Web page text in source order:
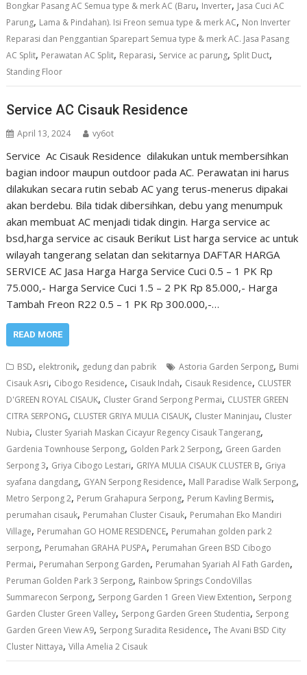
Bongkar Pasang AC Semua type & merk AC (Baru, Inverter, Jasa Cuci AC
Parung, Lama & Pindahan). Isi Freon semua type & merk AC, Non Inverter
Reparasi dan Penggantian Sparepart Semua type & merk AC. Jasa Pasang
AC Split, Perawatan AC Split, Reparasi, Service ac parung, Split Duct,
Standing Floor
Service AC Cisauk Residence
April 13, 2024 vy6ot
Service Ac Cisauk Residence dilakukan untuk membersihkan
bagian indoor maupun outdoor pada AC. Perawatan ini harus
dilakukan secara rutin sebab AC yang terus-menerus dipakai
akan berdebu. Bila tidak dibersihkan, debu yang menumpuk
akan membuat AC menjadi tidak dingin. Harga service ac
bsd,harga service ac cisauk Berikut List harga service ac untuk
wilayah tangerang selatan dan sekitarnya DAFTAR HARGA
SERVICE AC Jasa Harga Harga Service Cuci 0.5 – 1 PK Rp
75.000,- Harga Service Cuci 1.5 – 2 PK Rp 85.000,- Harga
Tambah Freon R22 0.5 – 1 PK Rp 300.000,-…
READ MORE
BSD, elektronik, gedung dan pabrik Astoria Garden Serpong, Bumi
Cisauk Asri, Cibogo Residence, Cisauk Indah, Cisauk Residence, CLUSTER
D'GREEN ROYAL CISAUK, Cluster Grand Serpong Permai, CLUSTER GREEN
CITRA SERPONG, CLUSTER GRIYA MULIA CISAUK, Cluster Maninjau, Cluster
Nubia, Cluster Syariah Maskan Cicayur Regency Cisauk Tangerang,
Gardenia Townhouse Serpong, Golden Park 2 Serpong, Green Garden
Serpong 3, Griya Cibogo Lestari, GRIYA MULIA CISAUK CLUSTER B, Griya
syafana dangdang, GYAN Serpong Residence, Mall Paradise Walk Serpong,
Metro Serpong 2, Perum Grahapura Serpong, Perum Kavling Bermis,
perumahan cisauk, Perumahan Cluster Cisauk, Perumahan Eko Mandiri
Village, Perumahan GO HOME RESIDENCE, Perumahan golden park 2
serpong, Perumahan GRAHA PUSPA, Perumahan Green BSD Cibogo
Permai, Perumahan Serpong Garden, Perumahan Syariah Al Fath Garden,
Peruman Golden Park 3 Serpong, Rainbow Springs CondoVillas
Summarecon Serpong, Serpong Garden 1 Green View Extention, Serpong
Garden Cluster Green Valley, Serpong Garden Green Studentia, Serpong
Garden Green View A9, Serpong Suradita Residence,The Avani BSD City
Cluster Nittaya,Villa Amelia 2 Cisauk